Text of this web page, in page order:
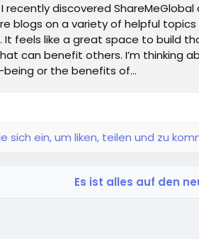
recently discovered
blogs on a variety of helpful
It feels like a great space to build
can benefit others. I’m thinking
being or the benefits of...
sich ein, um liken, teilen und zu
Es ist alles auf den